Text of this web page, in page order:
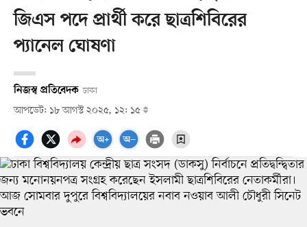
জিএস পদে প্রার্থী করে ছাত্রশিবিরের
প্যানেল ঘোষণা
নিজস্ব প্রতিবেদক ঢাকা
আপডেট: ১৮ আগস্ট ২০২৫, ১২: ১৫